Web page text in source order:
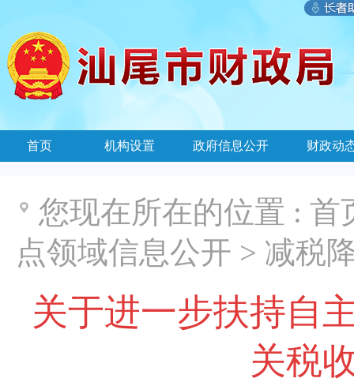
首页 机构设置 政府信息公开 财政动
您现在所在的位置 : 首
点领域信息公开 > 减税
关于进一步扶持自
关税